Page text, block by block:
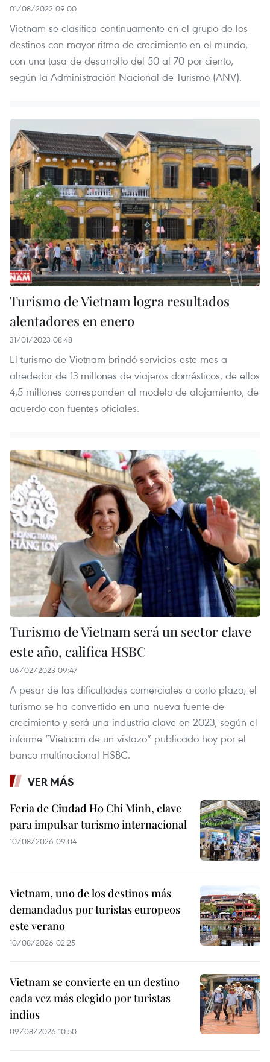
01/08/2022 09:00
Vietnam se clasifica continuamente en el grupo de los
destinos con mayor ritmo de crecimiento en el mundo,
con una tasa de desarrollo del 50 al 70 por ciento,
según la Administración Nacional de Turismo (ANV).
Turismo de Vietnam logra resultados
alentadores en enero
31/01/2023 08:48
El turismo de Vietnam brindó servicios este mes a
alrededor de 13 millones de viajeros domésticos, de ellos
4,5 millones corresponden al modelo de alojamiento, de
acuerdo con fuentes oficiales.
Turismo de Vietnam será un sector clave
este año, califica HSBC
06/02/2023 09:47
A pesar de las dificultades comerciales a corto plazo, el
turismo se ha convertido en una nueva fuente de
crecimiento y será una industria clave en 2023, según el
informe “Vietnam de un vistazo” publicado hoy por el
banco multinacional HSBC.
VER MÁS
Feria de Ciudad Ho Chi Minh, clave
para impulsar turismo internacional
10/08/2026 09:04
Vietnam, uno de los destinos más
demandados por turistas europeos
este verano
10/08/2026 02:25
Vietnam se convierte en un destino
cada vez más elegido por turistas
indios
09/08/2026 10:50